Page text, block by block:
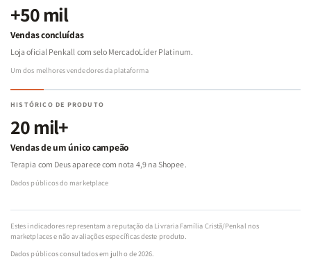
+50 mil
Vendas concluídas
Loja oficial Penkall com selo MercadoLíder Platinum.
Um dos melhores vendedores da plataforma
HISTÓRICO DE PRODUTO
20 mil+
Vendas de um único campeão
Terapia com Deus aparece com nota 4,9 na Shopee.
Dados públicos do marketplace
Estes indicadores representam a reputação da Livraria Família Cristã/Penkal nos
marketplaces e não avaliações específicas deste produto.
Dados públicos consultados em julho de 2026.